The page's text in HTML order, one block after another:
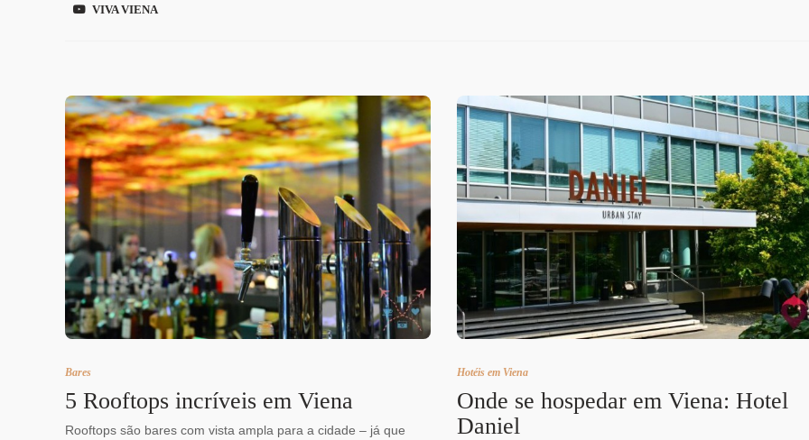
VIVA VIENA
Bares
5 Rooftops incríveis em Viena
Rooftops são bares com vista ampla para a cidade – já que
Hotéis em Viena
Onde se hospedar em Viena: Hotel
Daniel